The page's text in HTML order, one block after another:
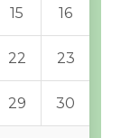
15 16
22 23
29 30